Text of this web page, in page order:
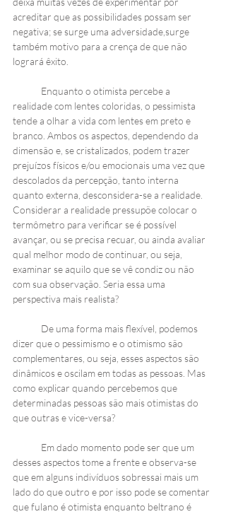
acreditar que as possibilidades possam ser
negativa; se surge uma adversidade,surge
também motivo para a crença de que não
logrará êxito.
Enquanto o otimista percebe a
realidade com lentes coloridas, o pessimista
tende a olhar a vida com lentes em preto e
branco. Ambos os aspectos, dependendo da
dimensão e, se cristalizados, podem trazer
prejuízos físicos e/ou emocionais uma vez que
descolados da percepção, tanto interna
quanto externa, desconsidera-se a realidade.
Considerar a realidade pressupõe colocar o
termômetro para verificar se é possível
avançar, ou se precisa recuar, ou ainda avaliar
qual melhor modo de continuar, ou seja,
examinar se aquilo que se vê condiz ou não
com sua observação. Seria essa uma
perspectiva mais realista?
De uma forma mais flexível, podemos
dizer que o pessimismo e o otimismo são
complementares, ou seja, esses aspectos são
dinâmicos e oscilam em todas as pessoas. Mas
como explicar quando percebemos que
determinadas pessoas são mais otimistas do
que outras e vice-versa?
Em dado momento pode ser que um
desses aspectos tome a frente e observa-se
que em alguns indivíduos sobressai mais um
lado do que outro e por isso pode se comentar
que fulano é otimista enquanto beltrano é